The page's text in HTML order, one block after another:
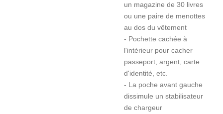
un magazine de 30 livres
ou une paire de menottes
au dos du vêtement
- Pochette cachée à
l'intérieur pour cacher
passeport, argent, carte
d'identité, etc.
- La poche avant gauche
dissimule un stabilisateur
de chargeur